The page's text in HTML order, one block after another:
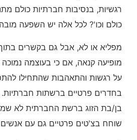
רגשיות, בנסיבות חברתיות כולם
כולם וכו'? לכל אלה יש השפעה
מפליא או לא, אבל גם בקשרים
מופיעה קנאה, אם כי בעוצמה נמוכה
על רגשות והתאהבות שהתחילו
בחדרים פרטיים ברשתות
בן/בת הזוג ברשת החברתית לא
שוחח בצ'טים פרטיים גם עם